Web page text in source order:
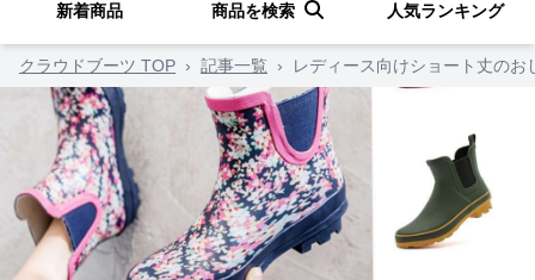
新着商品 商品を検索 人気ランキング
クラウドブーツ TOP › 記事一覧 › レディース向けショート丈の